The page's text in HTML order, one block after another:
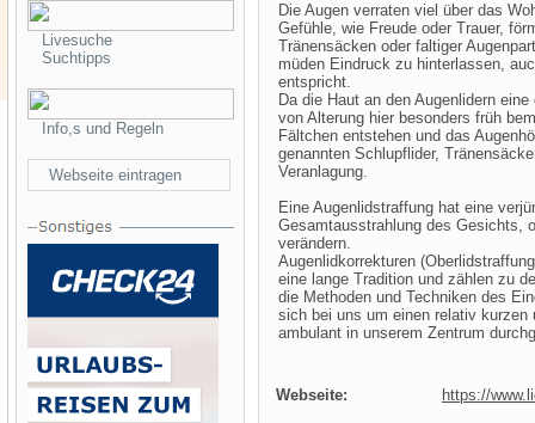
Livesuche
Suchtipps
Info,s und Regeln
Webseite eintragen
Die Augen verraten viel über das
Gefühle, wie Freude oder Trauer,
Tränensäcken oder faltiger
müden Eindruck zu hinterlassen,
entspricht.
Da die Haut an den Augenlidern
von Alterung hier besonders früh
Fältchen entstehen und das
genannten Schlupflider,
Veranlagung.
Eine Augenlidstraffung hat eine
Gesamtausstrahlung des Gesichts,
verändern.
Augenlidkorrekturen
eine lange Tradition und zählen zu
die Methoden und Techniken des
sich bei uns um einen relativ kurzen
ambulant in unserem Zentrum
Webseite: https://